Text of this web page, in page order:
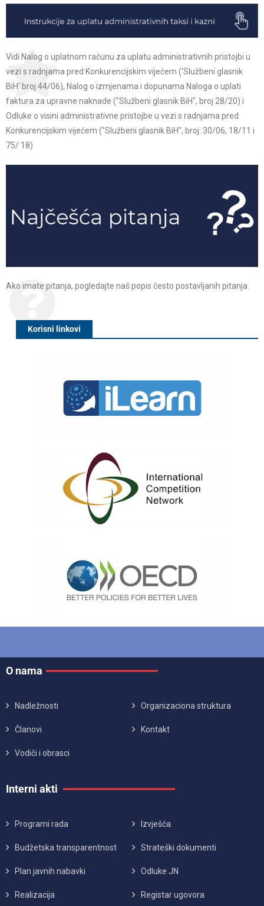
Vidi Nalog o uplatnom računu za uplatu administrativnih pristojbi u
vezi s radnjama pred Konkurencijskim vijećem ('Službeni glasnik
BiH' broj 44/06), Nalog o izmjenama i dopunama Naloga o uplati
faktura za upravne naknade ("Službeni glasnik BiH", broj 28/20) i
Odluke o visini administrativne pristojbe u vezi s radnjama pred
Konkurencijskim vijećem ("Službeni glasnik BiH", broj: 30/06, 18/11 i
75/ 18)
Ako imate pitanja, pogledajte naš popis često postavljanih pitanja.
Korisni linkovi
O nama
Nadležnosti Organizaciona struktura
Članovi Kontakt
Vodiči i obrasci
Interni akti
Programi rada Izvješća
Budžetska transparentnost Strateški dokumenti
Plan javnih nabavki Odluke JN
Realizacija Registar ugovora